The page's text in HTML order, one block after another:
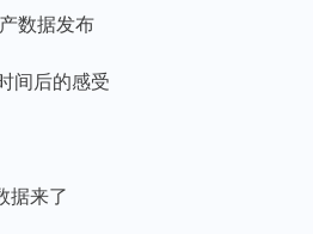
数据发布
间后的感受
据来了